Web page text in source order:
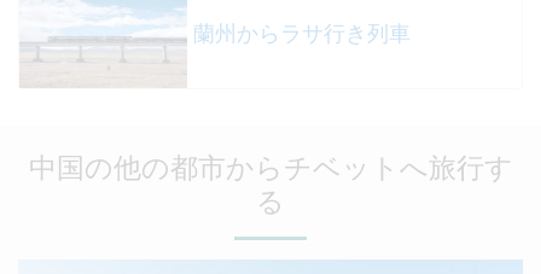
蘭州からラサ行き列車
中国の他の都市からチベットへ旅行す
る